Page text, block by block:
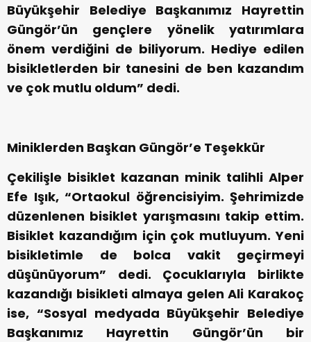
Büyükşehir Belediye Başkanımız Hayrettin
Güngör’ün gençlere yönelik yatırımlara
önem verdiğini de biliyorum. Hediye edilen
bisikletlerden bir tanesini de ben kazandım
ve çok mutlu oldum” dedi.
Miniklerden Başkan Güngör’e Teşekkür
Çekilişle bisiklet kazanan minik talihli Alper
Efe Işık, “Ortaokul öğrencisiyim. Şehrimizde
düzenlenen bisiklet yarışmasını takip ettim.
Bisiklet kazandığım için çok mutluyum. Yeni
bisikletimle de bolca vakit geçirmeyi
düşünüyorum” dedi. Çocuklarıyla birlikte
kazandığı bisikleti almaya gelen Ali Karakoç
ise, “Sosyal medyada Büyükşehir Belediye
Başkanımız Hayrettin Güngör’ün bir